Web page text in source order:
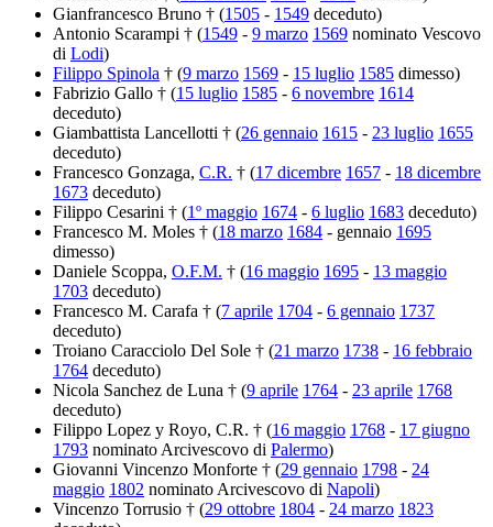
Gianfrancesco Bruno † (1505 - 1549 deceduto)
Antonio Scarampi † (1549 - 9 marzo 1569 nominato Vescovo
di Lodi)
Filippo Spinola † (9 marzo 1569 - 15 luglio 1585 dimesso)
Fabrizio Gallo † (15 luglio 1585 - 6 novembre 1614
deceduto)
Giambattista Lancellotti † (26 gennaio 1615 - 23 luglio 1655
deceduto)
Francesco Gonzaga, C.R. † (17 dicembre 1657 - 18 dicembre
1673 deceduto)
Filippo Cesarini † (1º maggio 1674 - 6 luglio 1683 deceduto)
Francesco M. Moles † (18 marzo 1684 - gennaio 1695
dimesso)
Daniele Scoppa, O.F.M. † (16 maggio 1695 - 13 maggio
1703 deceduto)
Francesco M. Carafa † (7 aprile 1704 - 6 gennaio 1737
deceduto)
Troiano Caracciolo Del Sole † (21 marzo 1738 - 16 febbraio
1764 deceduto)
Nicola Sanchez de Luna † (9 aprile 1764 - 23 aprile 1768
deceduto)
Filippo Lopez y Royo, C.R. † (16 maggio 1768 - 17 giugno
1793 nominato Arcivescovo di Palermo)
Giovanni Vincenzo Monforte † (29 gennaio 1798 - 24
maggio 1802 nominato Arcivescovo di Napoli)
Vincenzo Torrusio † (29 ottobre 1804 - 24 marzo 1823